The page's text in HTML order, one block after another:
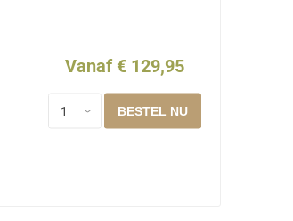
Vanaf € 129,95